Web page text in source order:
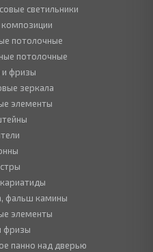
светильники
потолочные
потолочные
и фризы
зеркала
элементы
фальш камины
элементы
фризы
панно над дверью